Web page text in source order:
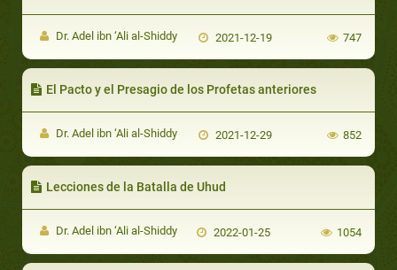
Dr. Adel ibn ‘Ali al-Shiddy 2021-12-19 747
El Pacto y el Presagio de los Profetas anteriores
Dr. Adel ibn ‘Ali al-Shiddy 2021-12-29 852
Lecciones de la Batalla de Uhud
Dr. Adel ibn ‘Ali al-Shiddy 2022-01-25 1054